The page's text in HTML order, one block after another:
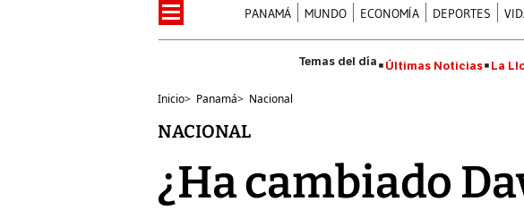
PANAMÁ MUNDO ECONOMÍA DEPORTES
Últimas Noticias La
Inicio> Panamá> Nacional
NACIONAL
¿Ha cambiado